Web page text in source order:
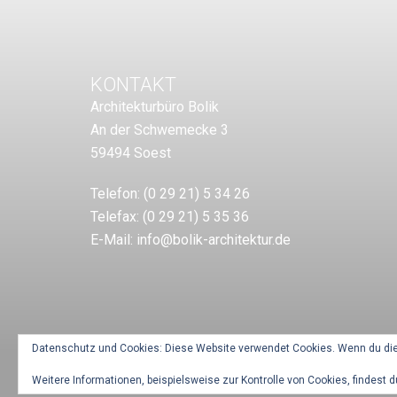
KONTAKT
Architekturbüro Bolik
An der Schwemecke 3
59494 Soest
Telefon: (0 29 21) 5 34 26
Telefax: (0 29 21) 5 35 36
E-Mail: info@bolik-architektur.de
Datenschutz und Cookies: Diese Website verwendet Cookies. Wenn du
Weitere Informationen, beispielsweise zur Kontrolle von Cookies, findest